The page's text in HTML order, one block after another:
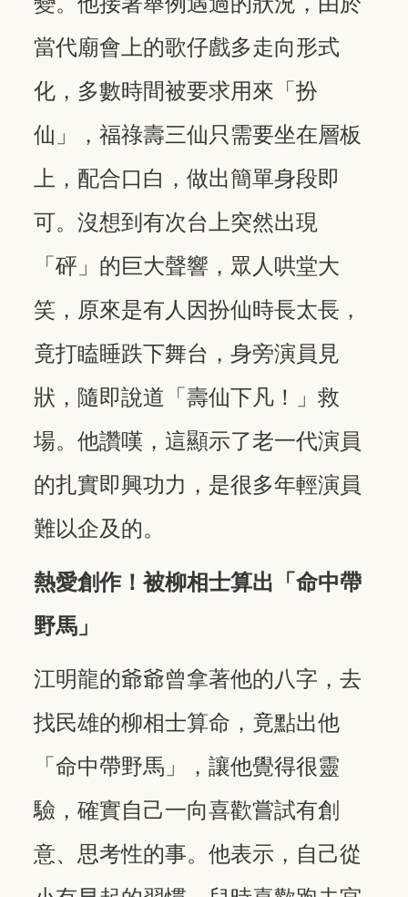
當代廟會上的歌仔戲多走向形式
化，多數時間被要求用來「扮
仙」，福祿壽三仙只需要坐在層板
上，配合口白，做出簡單身段即
可。沒想到有次台上突然出現
「砰」的巨大聲響，眾人哄堂大
笑，原來是有人因扮仙時長太長，
竟打瞌睡跌下舞台，身旁演員見
狀，隨即說道「壽仙下凡！」救
場。他讚嘆，這顯示了老一代演員
的扎實即興功力，是很多年輕演員
難以企及的。
熱愛創作！被柳相士算出「命中帶
野馬」
江明龍的爺爺曾拿著他的八字，去
找民雄的柳相士算命，竟點出他
「命中帶野馬」，讓他覺得很靈
驗，確實自己一向喜歡嘗試有創
意、思考性的事。他表示，自己從